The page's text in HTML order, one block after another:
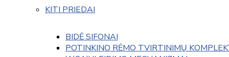
KITI PRIEDAI
BIDĖ SIFONAI
POTINKINO RĖMO TVIRTINIMŲ